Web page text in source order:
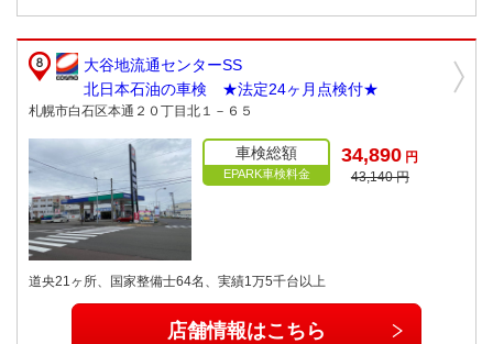
大谷地流通センターSS
北日本石油の車検 ★法定24ヶ月点検付★
札幌市白石区本通２０丁目北１－６５
車検総額
EPARK車検料金
34,890 円
43,140 円
道央21ヶ所、国家整備士64名、実績1万5千台以上
店舗情報はこちら